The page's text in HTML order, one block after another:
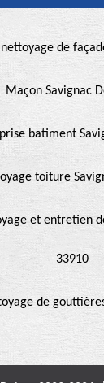
de
Maçon Savignac
batiment
toiture
et entretien
33910
de